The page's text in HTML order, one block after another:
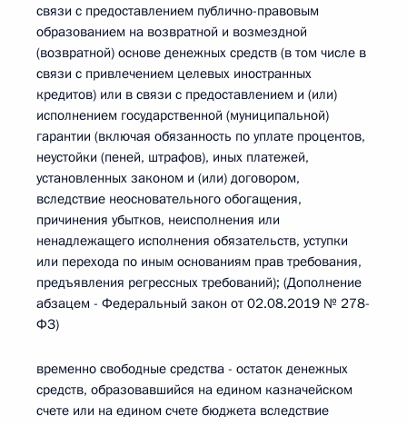
связи с предоставлением публично-правовым
образованием на возвратной и возмездной
(возвратной) основе денежных средств (в том числе в
связи с привлечением целевых иностранных
кредитов) или в связи с предоставлением и (или)
исполнением государственной (муниципальной)
гарантии (включая обязанность по уплате процентов,
неустойки (пеней, штрафов), иных платежей,
установленных законом и (или) договором,
вследствие неосновательного обогащения,
причинения убытков, неисполнения или
ненадлежащего исполнения обязательств, уступки
или перехода по иным основаниям прав требования,
предъявления регрессных требований); (Дополнение
абзацем - Федеральный закон от 02.08.2019 № 278-
ФЗ)
временно свободные средства - остаток денежных
средств, образовавшийся на едином казначейском
счете или на едином счете бюджета вследствие